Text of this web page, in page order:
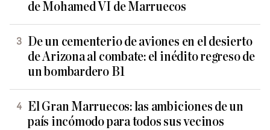
de Mohamed VI de Marruecos
De un cementerio de aviones en el desierto
de Arizona al combate: el inédito regreso de
un bombardero B1
El Gran Marruecos: las ambiciones de un
país incómodo para todos sus vecinos